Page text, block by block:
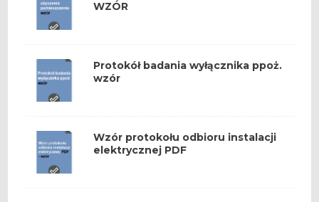
WZÓR
Protokół badania wyłącznika ppoż.
wzór
Wzór protokołu odbioru instalacji
elektrycznej PDF